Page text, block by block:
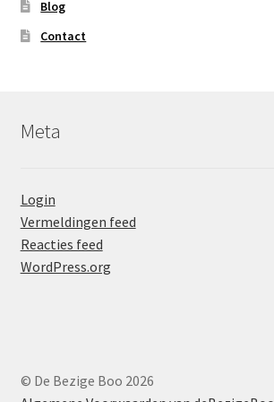
Blog
Contact
Meta
Login
Vermeldingen feed
Reacties feed
WordPress.org
© De Bezige Boo 2026